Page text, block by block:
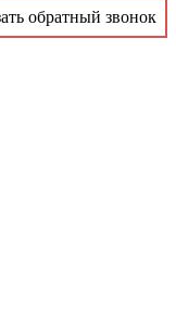
обратный звонок